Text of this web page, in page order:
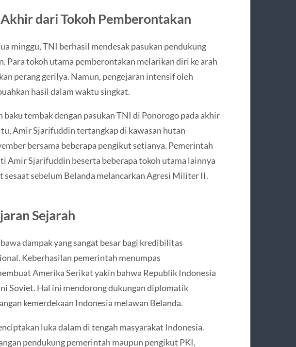
dari Tokoh Pemberontakan
minggu, TNI berhasil mendesak pasukan pendukung
Para tokoh utama pemberontakan melarikan diri ke arah
perang gerilya. Namun, pengejaran intensif oleh
hasil dalam waktu singkat.
baku tembak dengan pasukan TNI di Ponorogo pada akhir
Amir Sjarifuddin tertangkap di kawasan hutan
bersama beberapa pengikut setianya. Pemerintah
Amir Sjarifuddin beserta beberapa tokoh utama lainnya
sesaat sebelum Belanda melancarkan Agresi Militer II.
Sejarah
dampak yang sangat besar bagi kredibilitas
Keberhasilan pemerintah menumpas
Amerika Serikat yakin bahwa Republik Indonesia
Soviet. Hal ini mendorong dukungan diplomatik
kemerdekaan Indonesia melawan Belanda.
luka dalam di tengah masyarakat Indonesia.
pendukung pemerintah maupun pengikut PKI,